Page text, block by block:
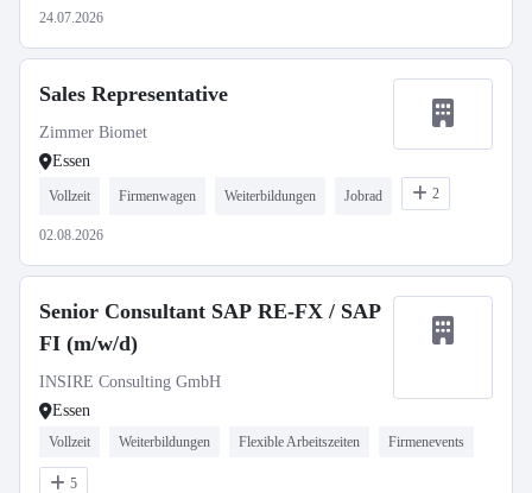
24.07.2026
Sales Representative
Zimmer Biomet
Essen
Vollzeit Firmenwagen Weiterbildungen Jobrad 2
02.08.2026
Senior Consultant SAP RE-FX / SAP
FI (m/w/d)
INSIRE Consulting GmbH
Essen
Vollzeit Weiterbildungen Flexible Arbeitszeiten Firmenevents
5